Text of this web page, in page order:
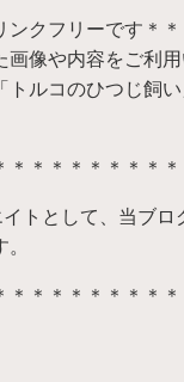
ンクフリーです＊＊
像や内容をご利用
トルコのひつじ飼
＊＊＊＊＊＊＊＊＊
トとして、当ブロ
＊＊＊＊＊＊＊＊＊